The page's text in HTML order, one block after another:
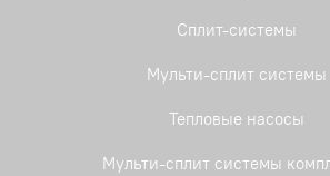
Сплит-системы
Мульти-сплит системы
Тепловые насосы
Мульти-сплит системы